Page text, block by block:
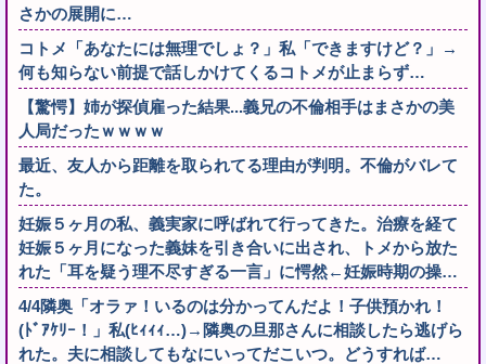
さかの展開に…
コトメ「あなたには無理でしょ？」私「できますけど？」→
何も知らない前提で話しかけてくるコトメが止まらず…
【驚愕】姉が探偵雇った結果...義兄の不倫相手はまさかの美
人局だったｗｗｗｗ
最近、友人から距離を取られてる理由が判明。不倫がバレて
た。
妊娠５ヶ月の私、義実家に呼ばれて行ってきた。治療を経て
妊娠５ヶ月になった義妹を引き合いに出され、トメから放た
れた「耳を疑う理不尽すぎる一言」に愕然←妊娠時期の操…
4/4隣奥「オラァ！いるのは分かってんだよ！子供預かれ！
(ﾄﾞｱｹﾘｰ！」私(ﾋｨｨｨ…)→隣奥の旦那さんに相談したら逃げら
れた。夫に相談してもなにいってだこいつ。どうすれば…